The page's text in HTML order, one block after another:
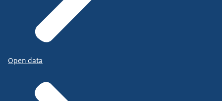
Open data